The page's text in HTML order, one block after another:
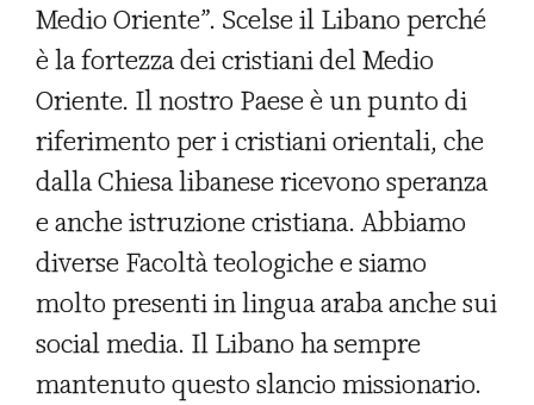
Medio Oriente”. Scelse il Libano perché
è la fortezza dei cristiani del Medio
Oriente. Il nostro Paese è un punto di
riferimento per i cristiani orientali, che
dalla Chiesa libanese ricevono speranza
e anche istruzione cristiana. Abbiamo
diverse Facoltà teologiche e siamo
molto presenti in lingua araba anche sui
social media. Il Libano ha sempre
mantenuto questo slancio missionario.